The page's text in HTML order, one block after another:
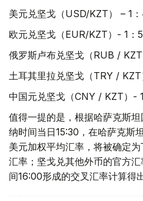
美元兑坚戈（USD/KZT） – 1
欧元兑坚戈（EUR/KZT）- 1：
俄罗斯卢布兑坚戈（RUB /
土耳其里拉兑坚戈（TRY /
中国元兑坚戈（CNY / KZT）-
值得一提的是，根据哈萨克斯
纳时间当日15:30，在哈萨克斯
美元加权平均汇率，将被确定
汇率；坚戈兑其他外币的官方
间16:00形成的交叉汇率计算得出